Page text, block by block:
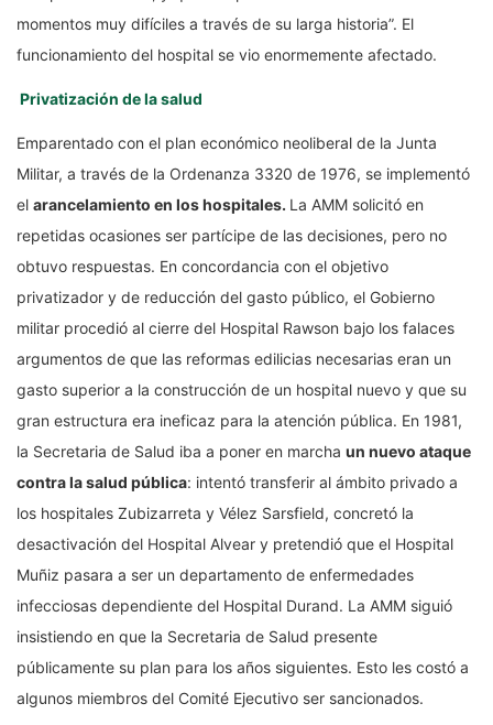
momentos muy difíciles a través de su larga historia”. El
funcionamiento del hospital se vio enormemente afectado.
Privatización de la salud
Emparentado con el plan económico neoliberal de la Junta
Militar, a través de la Ordenanza 3320 de 1976, se implementó
el arancelamiento en los hospitales. La AMM solicitó en
repetidas ocasiones ser partícipe de las decisiones, pero no
obtuvo respuestas. En concordancia con el objetivo
privatizador y de reducción del gasto público, el Gobierno
militar procedió al cierre del Hospital Rawson bajo los falaces
argumentos de que las reformas edilicias necesarias eran un
gasto superior a la construcción de un hospital nuevo y que su
gran estructura era ineficaz para la atención pública. En 1981,
la Secretaria de Salud iba a poner en marcha un nuevo ataque
contra la salud pública: intentó transferir al ámbito privado a
los hospitales Zubizarreta y Vélez Sarsfield, concretó la
desactivación del Hospital Alvear y pretendió que el Hospital
Muñiz pasara a ser un departamento de enfermedades
infecciosas dependiente del Hospital Durand. La AMM siguió
insistiendo en que la Secretaria de Salud presente
públicamente su plan para los años siguientes. Esto les costó a
algunos miembros del Comité Ejecutivo ser sancionados.